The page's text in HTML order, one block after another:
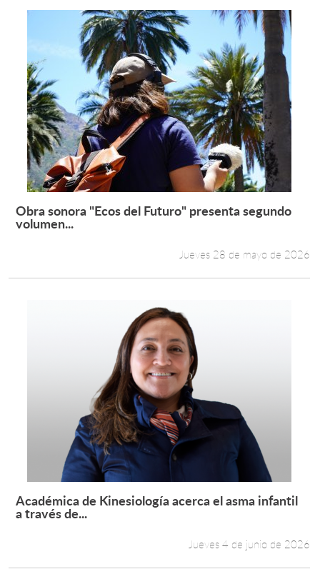
Leer más +
Obra sonora "Ecos del Futuro" presenta segundo
volumen...
Jueves 28 de mayo de 2026
Leer más +
Académica de Kinesiología acerca el asma infantil
a través de...
Jueves 4 de junio de 2026